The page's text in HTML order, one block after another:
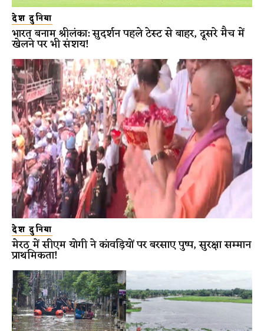
देश दुनिया
भारत बनाम श्रीलंका: सुदर्शन पहले टेस्ट से बाहर, दूसरे मैच में
खेलने पर भी संशय!
देश दुनिया
मेरठ में सीएम योगी ने कांवड़ियों पर बरसाए पुष्प, सुरक्षा सम्मान
प्राथमिकता!